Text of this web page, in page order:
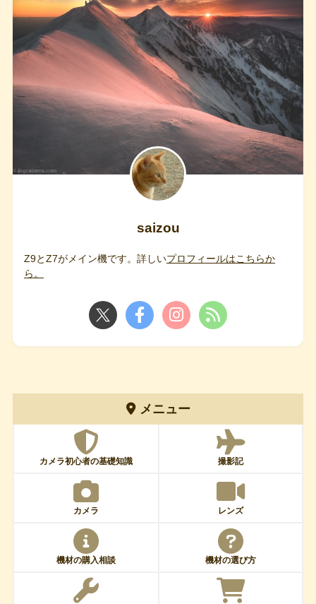
saizou
Z9とZ7がメイン機です。詳しいプロフィールはこちらか
ら。
メニュー
カメラ初心者の基礎知識 撮影記
カメラ レンズ
機材の購入相談 機材の選び方